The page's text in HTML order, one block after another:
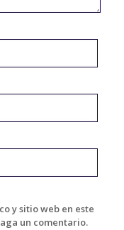
y sitio web en este
un comentario.